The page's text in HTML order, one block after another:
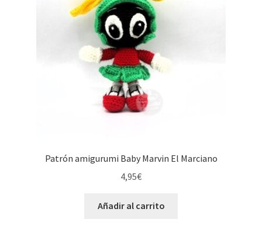
Patrón amigurumi Baby Marvin El Marciano
4,95€
Añadir al carrito